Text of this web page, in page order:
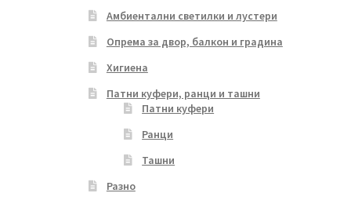
Амбиентални светилки и лустери
Опрема за двор, балкон и градина
Хигиена
Патни куфери, ранци и ташни
Патни куфери
Ранци
Ташни
Разно